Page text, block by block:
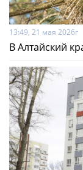
13:49, 21 мая 2026г
В Алтайский